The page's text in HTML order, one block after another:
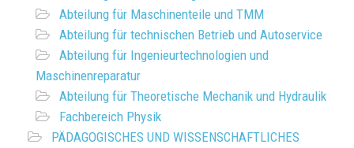
Abteilung für Maschinenteile und TMM
Abteilung für technischen Betrieb und Autoservice
Abteilung für Ingenieurtechnologien und
Maschinenreparatur
Abteilung für Theoretische Mechanik und Hydraulik
Fachbereich Physik
PÄDAGOGISCHES UND WISSENSCHAFTLICHES